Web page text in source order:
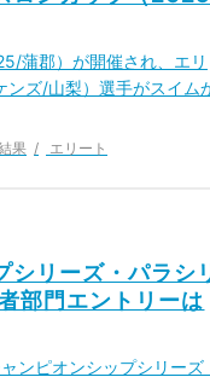
蒲郡）が開催され、エリ
ンズ/山梨）選手がスイム
果 エリート
シリーズ・パラシ
部門エントリーは
ンピオンシップシリーズ